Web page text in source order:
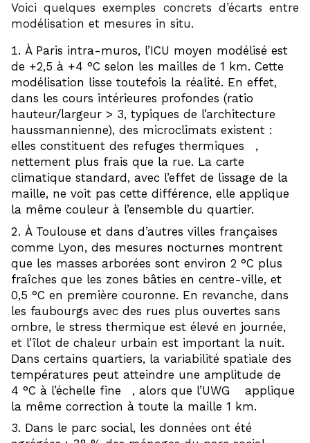
Voici quelques exemples concrets d’écarts entre
modélisation et mesures in situ.
À Paris intra-muros, l’ICU moyen modélisé est
de +2,5 à +4 °C selon les mailles de 1 km. Cette
modélisation lisse toutefois la réalité. En effet,
dans les cours intérieures profondes (ratio
hauteur/largeur > 3, typiques de l’architecture
haussmannienne), des microclimats existent :
elles constituent des refuges thermiques
,
nettement plus frais que la rue. La carte
climatique standard, avec l’effet de lissage de la
maille, ne voit pas cette différence, elle applique
la même couleur à l’ensemble du quartier.
À Toulouse et dans d’autres villes françaises
comme Lyon, des mesures nocturnes montrent
que les masses arborées sont environ 2 °C plus
fraîches que les zones bâties en centre-ville, et
0,5 °C en première couronne. En revanche, dans
les faubourgs avec des rues plus ouvertes sans
ombre, le stress thermique est élevé en journée,
et l’îlot de chaleur urbain est important la nuit.
Dans certains quartiers, la variabilité spatiale des
températures peut atteindre une amplitude de
4 °C à l’échelle fine
, alors que l’UWG
applique
la même correction à toute la maille 1 km.
Dans le parc social, les données ont été